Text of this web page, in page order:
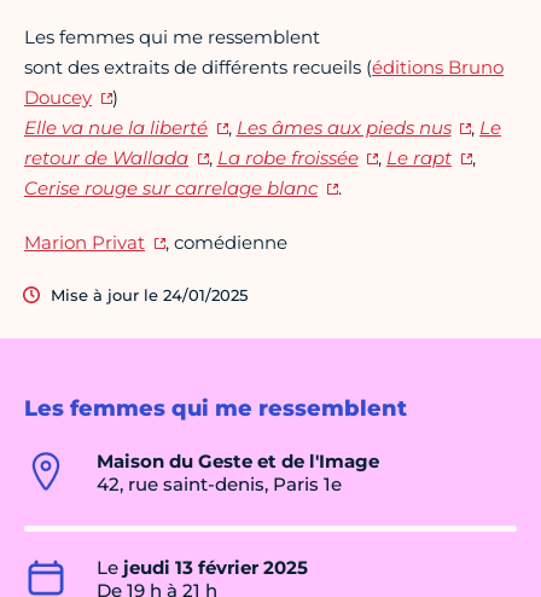
Les femmes qui me ressemblent
Maison du Geste et de l'Image
42, rue saint-denis, Paris 1e
Le jeudi 13 février 2025
De 19 h à 21 h
Les femmes qui me ressemblent
sont des extraits de différents recueils (éditions Bruno
Doucey
)
Elle va nue la liberté
, Les âmes aux pieds nus , Le
retour de Wallada
, La robe froissée , Le rapt
,
Cerise rouge sur carrelage blanc
.
Marion Privat , comédienne
Mise à jour le 24/01/2025